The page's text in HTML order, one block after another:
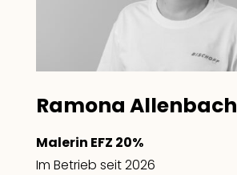
Ramona Allenbach
Malerin EFZ 20%
Im Betrieb seit 2026